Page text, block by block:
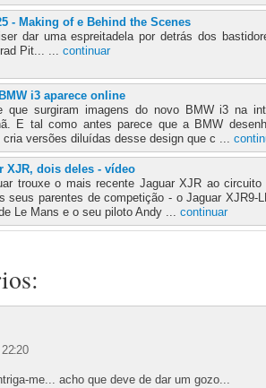
- Making of e Behind the Scenes
dar uma espreitadela por detrás dos
Pit... ... continuar
i3 aparece online
que surgiram imagens do novo BMW i3 na
E tal como antes parece que a BMW
cria versões diluídas desse design que c ...
XJR, dois deles - vídeo
trouxe o mais recente Jaguar XJR ao
seus parentes de competição - o Jaguar XJR9-
Le Mans e o seu piloto Andy ... continuar
me... acho que deve de dar um gozo...